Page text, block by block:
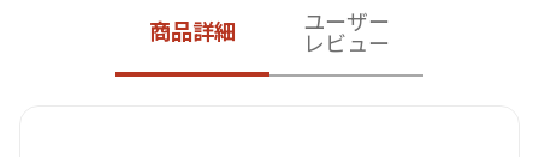
商品詳細
ユーザー
レビュー